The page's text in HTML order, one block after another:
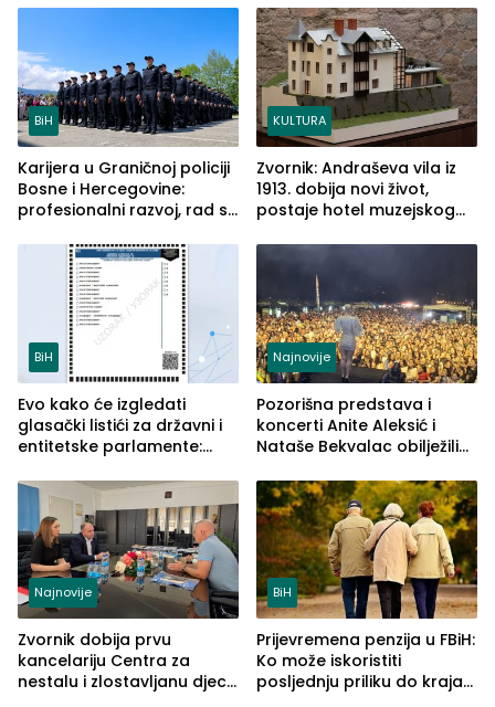
BiH
Karijera u Graničnoj policiji
Bosne i Hercegovine:
profesionalni razvoj, rad sa
služba građanima
KULTURA
Zvornik: Andraševa vila iz
1913. dobija novi život,
postaje hotel muzejskog
BiH
Evo kako će izgledati
glasački listići za državni i
entitetske parlamente:
vidljive na njima
Najnovije
Pozorišna predstava i
koncerti Anite Aleksić i
Nataše Bekvalac obilježili
ljeta (FOTO)
Najnovije
Zvornik dobija prvu
kancelariju Centra za
nestalu i zlostavljanu djecu
BiH
Prijevremena penzija u FBiH:
Ko može iskoristiti
posljednju priliku do kraja